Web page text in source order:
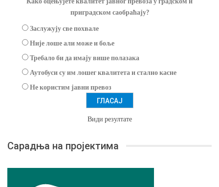
приградском саобраћају?
Заслужују све похвале
Није лоше али може и боље
Требало би да имају више полазака
Аутобуси су им лошег квалитета и стално касне
Не користим јавни превоз
Види резултате
Сарадња на пројектима